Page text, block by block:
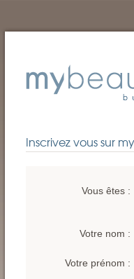
Inscrivez vous sur
Vous êtes :
Votre nom :
Votre prénom :